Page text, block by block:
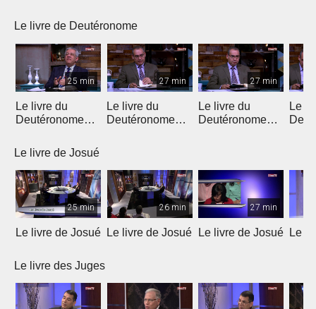
Le livre de Deutéronome
25 min
Le livre du
Deutéronome
27 min
Le livre du
Deutéronome
27 min
Le livre du
Deutéronome
Le
Le livre de Josué
25 min
Le livre de Josué
26 min
Le livre de Josué
27 min
Le livre de Josué Le
Le livre des Juges